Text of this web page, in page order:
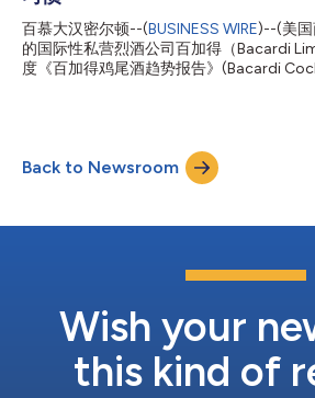
Dave为新职务带来真正的全球视野以及连
情。Dave于2022年加入Bacardi，他将继
Madhavan汇报，并在获得百慕大移民局
部。 此项任命紧随此前宣布的人事变动：
百慕大汉密尔顿--(BUSINESS WIRE)--(美
的国际性私营烈酒公司百加得（Bacardi
度《百加得鸡尾酒趋势报告》(Bacardi
谈以及TFL的洞察，揭示了将在未来一年影
征和文化的动向。报告还预测了哪些鸡尾酒
百加得首席执行官Mahesh Madhavan表示
体验、新视角和更深层次关系的桥梁。在
品，而是在鸡尾酒中享受有意义的体验。
尾酒文化，将美好时光升华为永恒记忆。”
Back to Newsroom
Wish your
this kind of